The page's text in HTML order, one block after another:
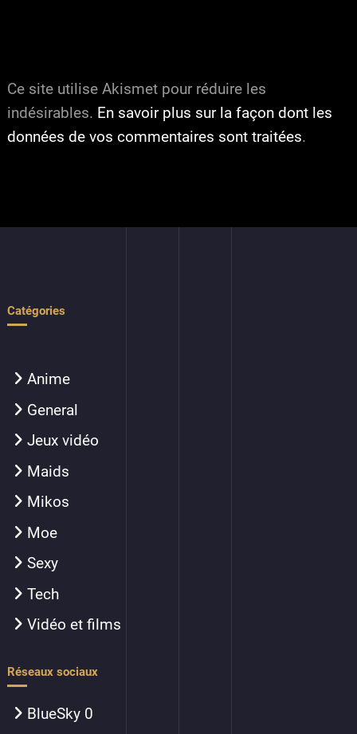
Ce site utilise Akismet pour réduire les
indésirables. En savoir plus sur la façon dont les
données de vos commentaires sont traitées.
Catégories
Anime
General
Jeux vidéo
Maids
Mikos
Moe
Sexy
Tech
Vidéo et films
Réseaux sociaux
BlueSky 0